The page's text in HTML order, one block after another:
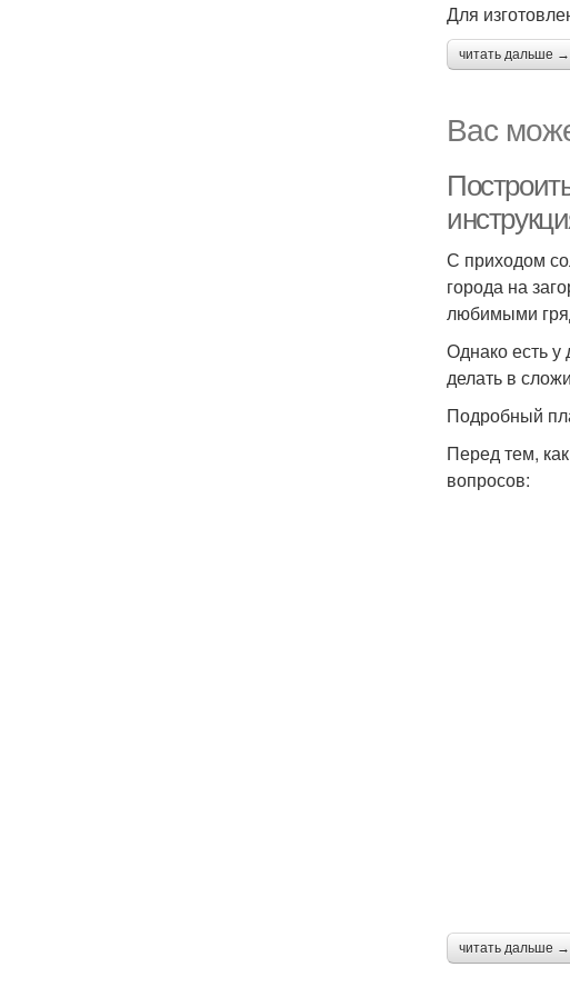
Для
читать дальше →
Вас
С приходом
города на
любимыми
Однако есть у
делать в
Подробный
Перед тем,
вопросов:
читать дальше →